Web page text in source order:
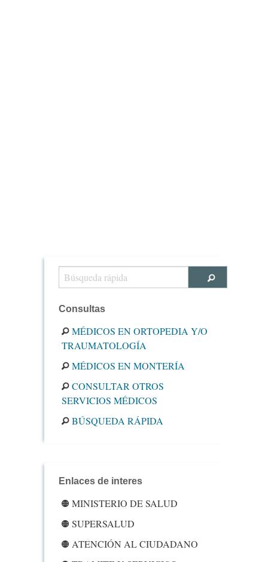
Consultas
MÉDICOS EN ORTOPEDIA Y/O
TRAUMATOLOGÍA
MÉDICOS EN MONTERÍA
CONSULTAR OTROS
SERVICIOS MÉDICOS
BÚSQUEDA RÁPIDA
Enlaces de interes
MINISTERIO DE SALUD
SUPERSALUD
ATENCIÓN AL CIUDADANO